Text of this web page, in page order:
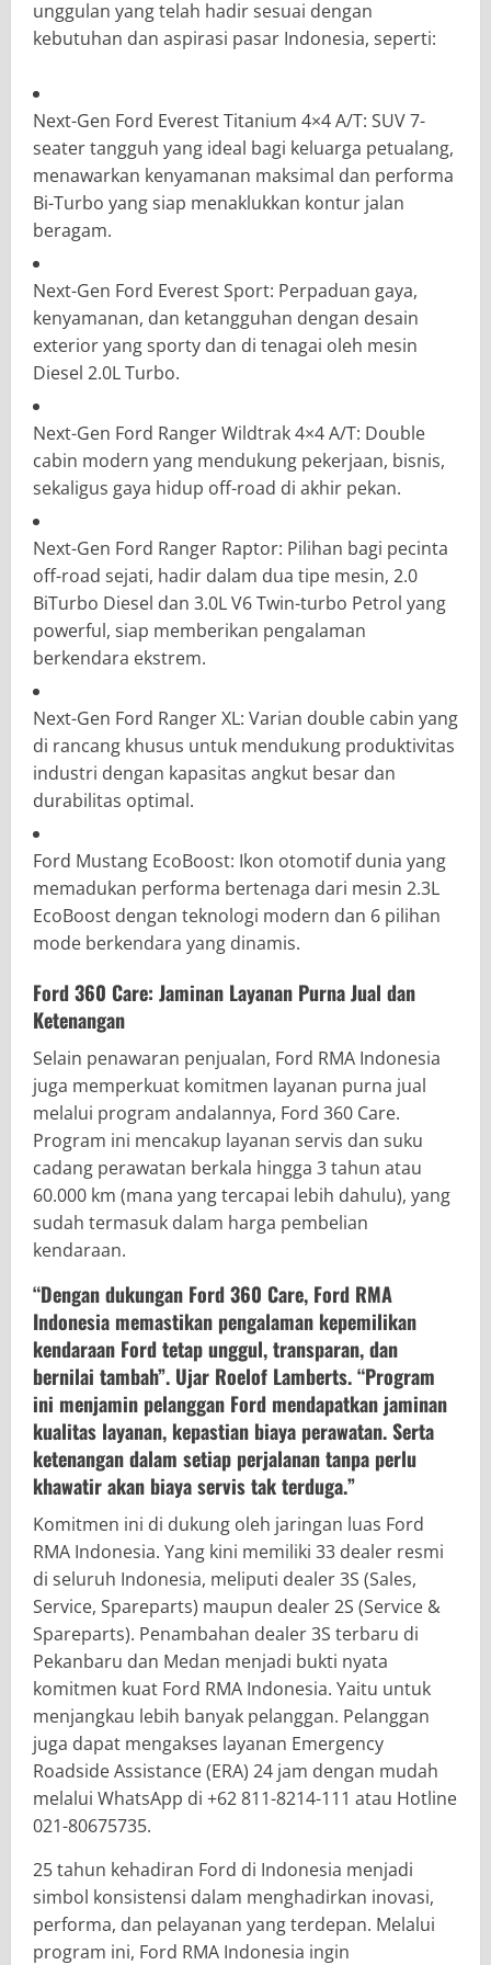
unggulan yang telah hadir sesuai dengan
kebutuhan dan aspirasi pasar Indonesia, seperti:
Next-Gen Ford Everest Titanium 4×4 A/T: SUV 7-
seater tangguh yang ideal bagi keluarga petualang,
menawarkan kenyamanan maksimal dan performa
Bi-Turbo yang siap menaklukkan kontur jalan
beragam.
Next-Gen Ford Everest Sport: Perpaduan gaya,
kenyamanan, dan ketangguhan dengan desain
exterior yang sporty dan di tenagai oleh mesin
Diesel 2.0L Turbo.
Next-Gen Ford Ranger Wildtrak 4×4 A/T: Double
cabin modern yang mendukung pekerjaan, bisnis,
sekaligus gaya hidup off-road di akhir pekan.
Next-Gen Ford Ranger Raptor: Pilihan bagi pecinta
off-road sejati, hadir dalam dua tipe mesin, 2.0
BiTurbo Diesel dan 3.0L V6 Twin-turbo Petrol yang
powerful, siap memberikan pengalaman
berkendara ekstrem.
Next-Gen Ford Ranger XL: Varian double cabin yang
di rancang khusus untuk mendukung produktivitas
industri dengan kapasitas angkut besar dan
durabilitas optimal.
Ford Mustang EcoBoost: Ikon otomotif dunia yang
memadukan performa bertenaga dari mesin 2.3L
EcoBoost dengan teknologi modern dan 6 pilihan
mode berkendara yang dinamis.
Ford 360 Care: Jaminan Layanan Purna Jual dan
Ketenangan
Selain penawaran penjualan, Ford RMA Indonesia
juga memperkuat komitmen layanan purna jual
melalui program andalannya, Ford 360 Care.
Program ini mencakup layanan servis dan suku
cadang perawatan berkala hingga 3 tahun atau
60.000 km (mana yang tercapai lebih dahulu), yang
sudah termasuk dalam harga pembelian
kendaraan.
“Dengan dukungan Ford 360 Care, Ford RMA
Indonesia memastikan pengalaman kepemilikan
kendaraan Ford tetap unggul, transparan, dan
bernilai tambah”. Ujar Roelof Lamberts. “Program
ini menjamin pelanggan Ford mendapatkan jaminan
kualitas layanan, kepastian biaya perawatan. Serta
ketenangan dalam setiap perjalanan tanpa perlu
khawatir akan biaya servis tak terduga.”
Komitmen ini di dukung oleh jaringan luas Ford
RMA Indonesia. Yang kini memiliki 33 dealer resmi
di seluruh Indonesia, meliputi dealer 3S (Sales,
Service, Spareparts) maupun dealer 2S (Service &
Spareparts). Penambahan dealer 3S terbaru di
Pekanbaru dan Medan menjadi bukti nyata
komitmen kuat Ford RMA Indonesia. Yaitu untuk
menjangkau lebih banyak pelanggan. Pelanggan
juga dapat mengakses layanan Emergency
Roadside Assistance (ERA) 24 jam dengan mudah
melalui WhatsApp di +62 811-8214-111 atau Hotline
021-80675735.
25 tahun kehadiran Ford di Indonesia menjadi
simbol konsistensi dalam menghadirkan inovasi,
performa, dan pelayanan yang terdepan. Melalui
program ini, Ford RMA Indonesia ingin